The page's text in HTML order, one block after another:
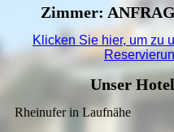
Zimmer:
Klicken Sie hier, um zu
Unser
Rheinufer in Laufnähe